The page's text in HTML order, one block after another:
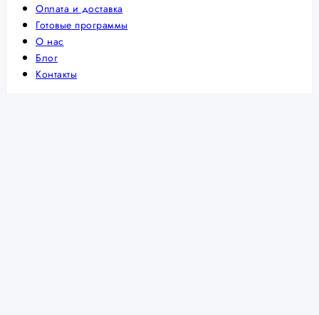
Оплата и доставка
Готовые программы
О нас
Блог
Контакты